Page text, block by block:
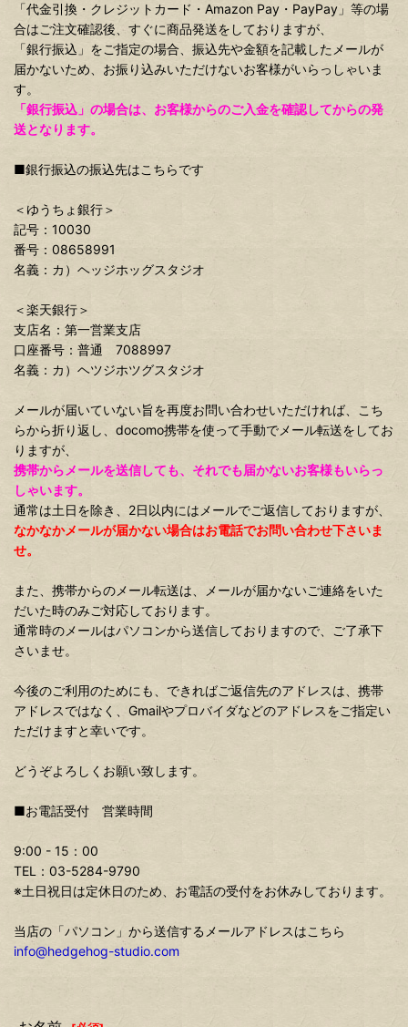
「代金引換・クレジットカード・Amazon Pay・PayPay」等の場
合はご注文確認後、すぐに商品発送をしておりますが、
「銀行振込」をご指定の場合、振込先や金額を記載したメールが
届かないため、お振り込みいただけないお客様がいらっしゃいま
す。
「銀行振込」の場合は、お客様からのご入金を確認してからの発
送となります。
■銀行振込の振込先はこちらです
＜ゆうちょ銀行＞
記号：10030
番号：08658991
名義：カ）ヘッジホッグスタジオ
＜楽天銀行＞
支店名：第一営業支店
口座番号：普通 7088997
名義：カ）ヘツジホツグスタジオ
メールが届いていない旨を再度お問い合わせいただければ、こち
らから折り返し、docomo携帯を使って手動でメール転送をしてお
りますが、
携帯からメールを送信しても、それでも届かないお客様もいらっ
しゃいます。
通常は土日を除き、2日以内にはメールでご返信しておりますが、
なかなかメールが届かない場合はお電話でお問い合わせ下さいま
せ。
また、携帯からのメール転送は、メールが届かないご連絡をいた
だいた時のみご対応しております。
通常時のメールはパソコンから送信しておりますので、ご了承下
さいませ。
今後のご利用のためにも、できればご返信先のアドレスは、携帯
アドレスではなく、Gmailやプロバイダなどのアドレスをご指定い
ただけますと幸いです。
どうぞよろしくお願い致します。
■お電話受付 営業時間
9:00 - 15：00
TEL：03-5284-9790
※土日祝日は定休日のため、お電話の受付をお休みしております。
当店の「パソコン」から送信するメールアドレスはこちら
info@hedgehog-studio.com